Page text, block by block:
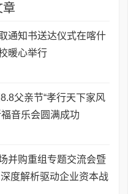
章
通知书送达仪式在喀什
暖心举行
父亲节“孝行天下家风
音乐会圆满成功
并购重组专题交流会暨
度解析驱动企业资本战